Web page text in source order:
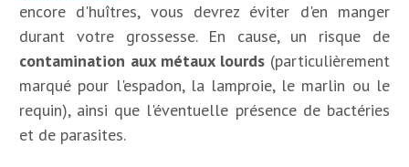
encore d'huîtres, vous devrez éviter d'en manger
durant votre grossesse. En cause, un risque de
contamination aux métaux lourds(particulièrement
marqué pour l'espadon, la lamproie, le marlin ou le
requin), ainsi que l'éventuelle présence de bactéries
et de parasites.